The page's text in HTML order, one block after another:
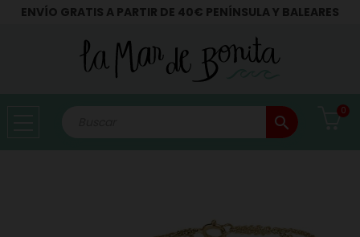
ENVÍO GRATIS A PARTIR DE 40€ PENÍNSULA Y BALEARES
search
0